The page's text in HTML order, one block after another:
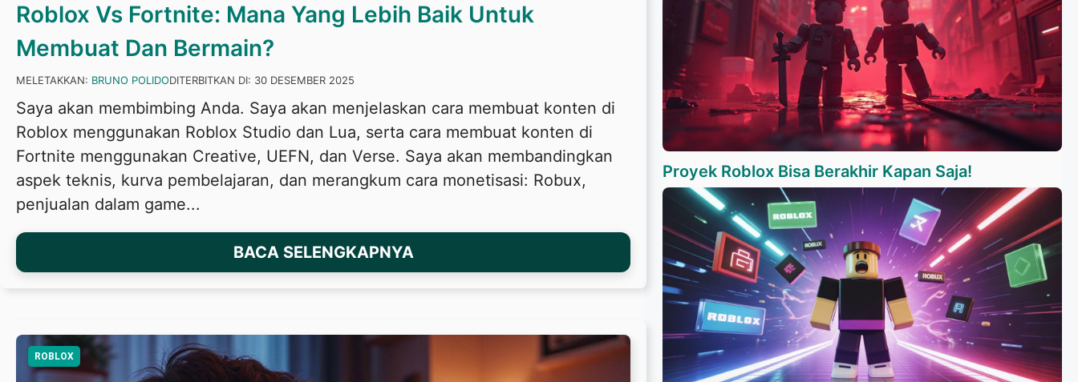
Roblox Vs Fortnite: Mana Yang Lebih Baik Untuk
Membuat Dan Bermain?
MELETAKKAN: BRUNO POLIDODITERBITKAN DI: 30 DESEMBER 2025
Saya akan membimbing Anda. Saya akan menjelaskan cara membuat konten di
Roblox menggunakan Roblox Studio dan Lua, serta cara membuat konten di
Fortnite menggunakan Creative, UEFN, dan Verse. Saya akan membandingkan
aspek teknis, kurva pembelajaran, dan merangkum cara monetisasi: Robux,
penjualan dalam game...
BACA SELENGKAPNYA
ROBLOX
Proyek Roblox Bisa Berakhir Kapan Saja!